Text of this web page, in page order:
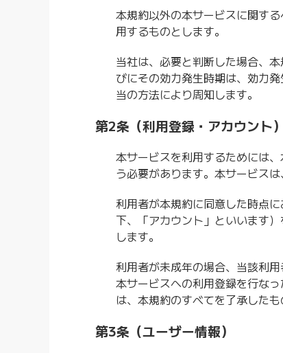
本規約以外の本サービスに関す
用するものとします。
当社は、必要と判断した場合、
びにその効力発生時期は、効力
当の方法により周知します。
第2条（利用登録・アカウント）
本サービスを利用するためには
う必要があります。本サービス
利用者が本規約に同意した時点
下、「アカウント」といいます
します。
利用者が未成年の場合、当該利
本サービスへの利用登録を行な
は、本規約のすべてを了承した
第3条（ユーザー情報）